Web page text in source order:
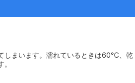
しまいます。濡れているときは60℃、乾